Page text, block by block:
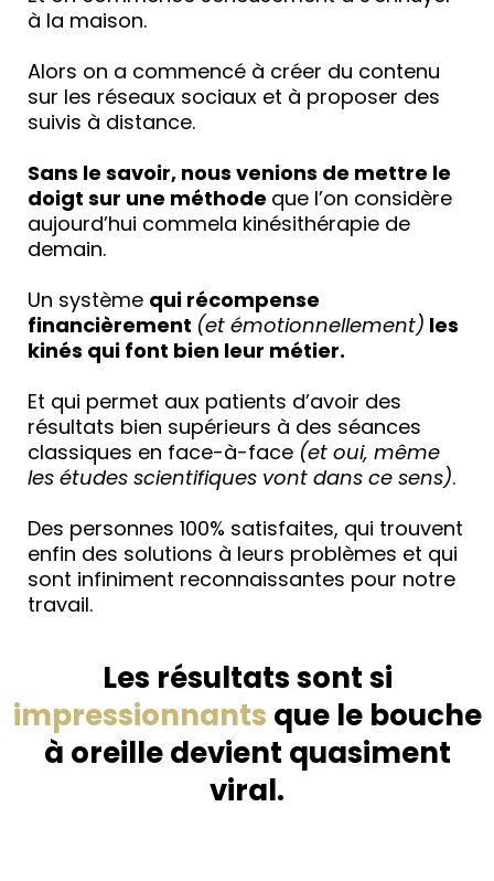
à la maison.
Alors on a commencé à créer du contenu
sur les réseaux sociaux et à proposer des
suivis à distance.
Sans le savoir, nous venions de mettre le
doigt sur une méthode que l’on considère
aujourd’hui commela kinésithérapie de
demain.
Un système qui récompense
financièrement (et émotionnellement) les
kinés qui font bien leur métier.
Et qui permet aux patients d’avoir des
résultats bien supérieurs à des séances
classiques en face-à-face (et oui, même
les études scientifiques vont dans ce sens).
Des personnes 100% satisfaites, qui trouvent
enfin des solutions à leurs problèmes et qui
sont infiniment reconnaissantes pour notre
travail.
Les résultats sont si
impressionnants que le bouche
à oreille devient quasiment
viral.